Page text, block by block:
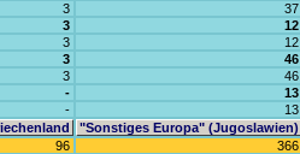
3 37
3 12
3 12
3 46
3 46
- 13
- 13
"Sonstiges Europa" (Jugoslawien)
96 366